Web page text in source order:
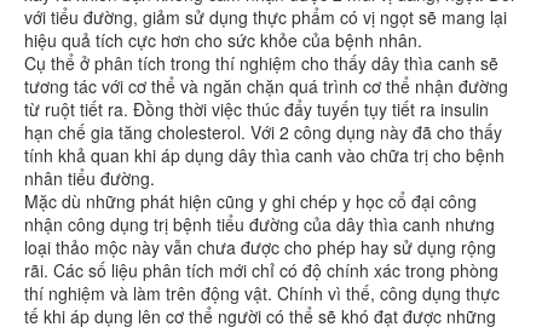
với tiểu đường, giảm sử dụng thực phẩm có vị ngọt sẽ mang lại
hiệu quả tích cực hơn cho sức khỏe của bệnh nhân.
Cụ thể ở phân tích trong thí nghiệm cho thấy dây thìa canh sẽ
tương tác với cơ thể và ngăn chặn quá trình cơ thể nhận đường
từ ruột tiết ra. Đồng thời việc thúc đẩy tuyến tụy tiết ra insulin
hạn chế gia tăng cholesterol. Với 2 công dụng này đã cho thấy
tính khả quan khi áp dụng dây thìa canh vào chữa trị cho bệnh
nhân tiểu đường.
Mặc dù những phát hiện cũng y ghi chép y học cổ đại công
nhận công dụng trị bệnh tiểu đường của dây thìa canh nhưng
loại thảo mộc này vẫn chưa được cho phép hay sử dụng rộng
rãi. Các số liệu phân tích mới chỉ có độ chính xác trong phòng
thí nghiệm và làm trên động vật. Chính vì thế, công dụng thực
tế khi áp dụng lên cơ thể người có thể sẽ khó đạt được những